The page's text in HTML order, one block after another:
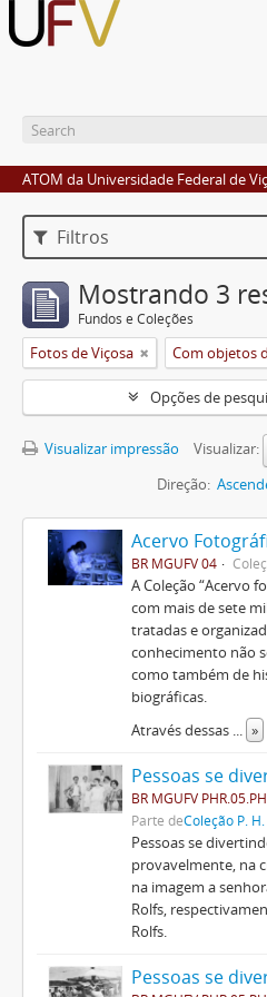
ATOM da Universidade Federal de
Filtros
Mostrando 3
Fundos e Coleções
Fotos de Viçosa Com objetos
Opções de
Visualizar impressão
Visualizar:
Direção:
BR MGUFV 04
A Coleção “Acervo
com mais de sete
tratadas e
conhecimento não
como também de
biográficas.
Através dessas
»
Pessoas se
BR MGUFV
Parte deColeção P.
Pessoas se
provavelmente, na
na imagem a
Rolfs,
Rolfs.
Pessoas se